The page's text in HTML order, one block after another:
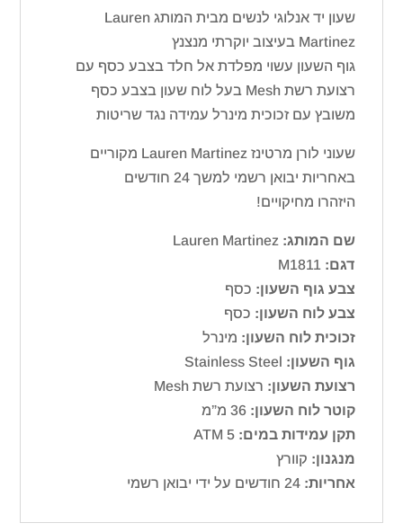
שעון יד אנלוגי לנשים מבית המותג Lauren
Martinez בעיצוב יוקרתי מנצנץ
גוף השעון עשוי מפלדת אל חלד בצבע כסף עם
רצועת רשת Mesh בעל לוח שעון בצבע כסף
משובץ עם זכוכית מינרל עמידה נגד שריטות
שעוני לורן מרטינז Lauren Martinez מקוריים
באחריות יבואן רשמי למשך 24 חודשים
היזהרו מחיקויים!
שם המותג:
דגם: M1811
צבע גוף השעון: כסף
צבע לוח השעון: כסף
זכוכית לוח השעון: מינרל
גוף השעון:
רצועת השעון: רצועת רשת Mesh
קוטר לוח השעון: 36 מ”מ
תקן עמידות במים: ATM 5
מנגנון: קוורץ
אחריות: 24 חודשים על ידי יבואן רשמי